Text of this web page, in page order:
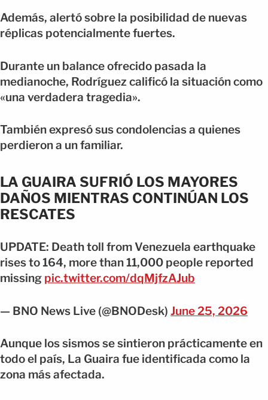
Además, alertó sobre la posibilidad de nuevas
réplicas potencialmente fuertes.
Durante un balance ofrecido pasada la
medianoche, Rodríguez calificó la situación como
«una verdadera tragedia».
También expresó sus condolencias a quienes
perdieron a un familiar.
LA GUAIRA SUFRIÓ LOS MAYORES
DAÑOS MIENTRAS CONTINÚAN LOS
RESCATES
UPDATE: Death toll from Venezuela earthquake
rises to 164, more than 11,000 people reported
missing pic.twitter.com/dqMjfzAJub
— BNO News Live (@BNODesk) June 25, 2026
Aunque los sismos se sintieron prácticamente en
todo el país, La Guaira fue identificada como la
zona más afectada.